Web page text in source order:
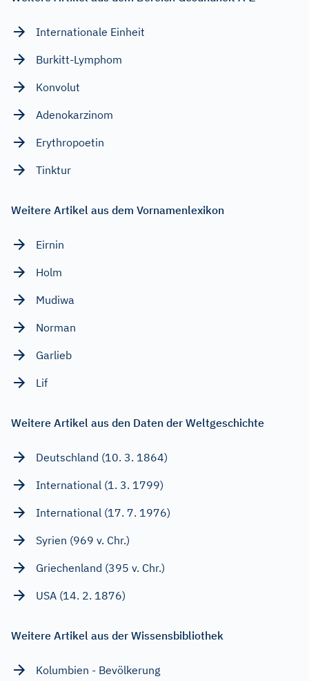
Internationale Einheit
Burkitt-Lymphom
Konvolut
Adenokarzinom
Erythropoetin
Tinktur
Weitere Artikel aus dem Vornamenlexikon
Eirnin
Holm
Mudiwa
Norman
Garlieb
Lif
Weitere Artikel aus den Daten der Weltgeschichte
Deutschland (10. 3. 1864)
International (1. 3. 1799)
International (17. 7. 1976)
Syrien (969 v. Chr.)
Griechenland (395 v. Chr.)
USA (14. 2. 1876)
Weitere Artikel aus der Wissensbibliothek
Kolumbien - Bevölkerung